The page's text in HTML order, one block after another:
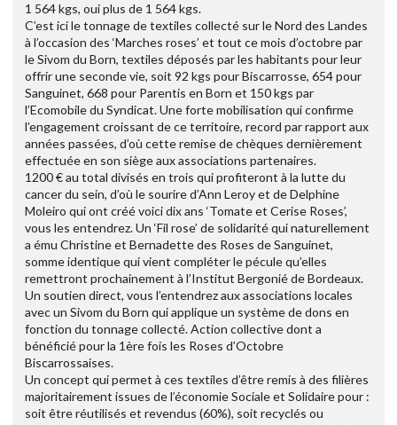
1 564 kgs, oui plus de 1 564 kgs.
C’est ici le tonnage de textiles collecté sur le Nord des Landes
à l’occasion des ‘Marches roses’ et tout ce mois d’octobre par
le Sivom du Born, textiles déposés par les habitants pour leur
offrir une seconde vie, soit 92 kgs pour Biscarrosse, 654 pour
Sanguinet, 668 pour Parentis en Born et 150 kgs par
l’Ecomobile du Syndicat. Une forte mobilisation qui confirme
l’engagement croissant de ce territoire, record par rapport aux
années passées, d’où cette remise de chèques dernièrement
effectuée en son siège aux associations partenaires.
1200 € au total divisés en trois qui profiteront à la lutte du
cancer du sein, d’où le sourire d’Ann Leroy et de Delphine
Moleiro qui ont créé voici dix ans ‘Tomate et Cerise Roses’,
vous les entendrez. Un ‘Fil rose’ de solidarité qui naturellement
a ému Christine et Bernadette des Roses de Sanguinet,
somme identique qui vient compléter le pécule qu’elles
remettront prochainement à l’Institut Bergonié de Bordeaux.
Un soutien direct, vous l’entendrez aux associations locales
avec un Sivom du Born qui applique un système de dons en
fonction du tonnage collecté. Action collective dont a
bénéficié pour la 1ère fois les Roses d’Octobre
Biscarrossaises.
Un concept qui permet à ces textiles d’être remis à des filières
majoritairement issues de l’économie Sociale et Solidaire pour :
soit être réutilisés et revendus (60%), soit recyclés ou